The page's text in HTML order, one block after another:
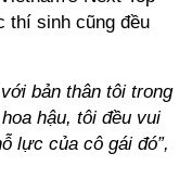
thí sinh cũng đều
bản thân tôi trong
hậu, tôi đều vui
lực của cô gái đó”,